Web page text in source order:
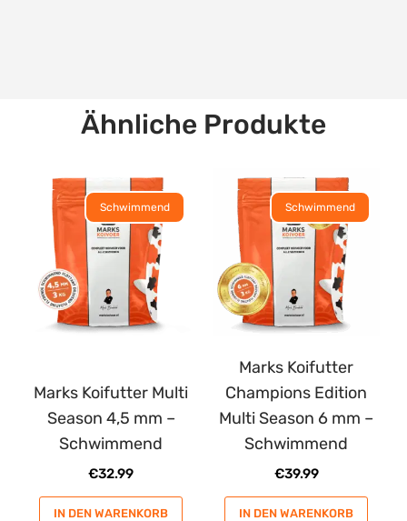
Ähnliche Produkte
Schwimmend
Marks Koifutter Multi
Season 4,5 mm –
Schwimmend
€32.99
IN DEN WARENKORB
Schwimmend
Marks Koifutter
Champions Edition
Multi Season 6 mm –
Schwimmend
€39.99
IN DEN WARENKORB